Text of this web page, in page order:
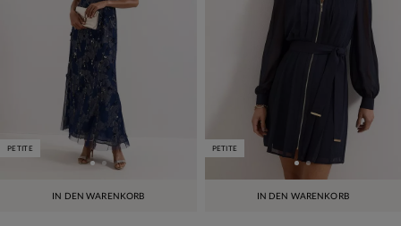
IN DEN WARENKORB
PETITE
IN DEN WARENKORB
PETITE